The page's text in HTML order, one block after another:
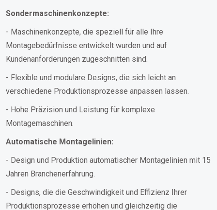
Sondermaschinenkonzepte:
- Maschinenkonzepte, die speziell für alle Ihre
Montagebedürfnisse entwickelt wurden und auf
Kundenanforderungen zugeschnitten sind.
- Flexible und modulare Designs, die sich leicht an
verschiedene Produktionsprozesse anpassen lassen.
- Hohe Präzision und Leistung für komplexe
Montagemaschinen.
Automatische Montagelinien:
- Design und Produktion automatischer Montagelinien mit 15
Jahren Branchenerfahrung.
- Designs, die die Geschwindigkeit und Effizienz Ihrer
Produktionsprozesse erhöhen und gleichzeitig die